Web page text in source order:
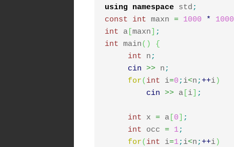
using namespace std ;
const
int maxn = 1000 * 1000
int a maxn
;
int main( )
{
int n ;
cin >> n ;
for( int i=0 ; i<n ;++i)
cin >> a i ;
int x = a 0
;
int occ = 1;
for( int i=1; i<n ;++i)